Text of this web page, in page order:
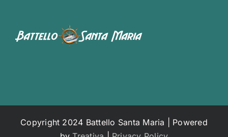
Copyright 2024 Battello Santa Maria | Powered